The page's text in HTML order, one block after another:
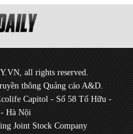
all rights reserved.
thông Quảng cáo A&D.
Capitol - Số 58 Tố Hữu -
Hà Nội
Joint Stock Company